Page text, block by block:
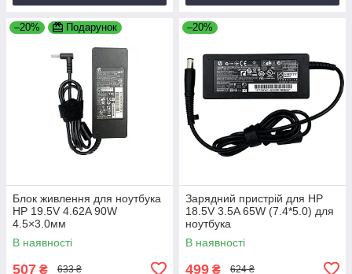
–20% Подарунок
Блок живлення для ноутбука
HP 19.5V 4.62A 90W
4.5×3.0мм
В наявності
507 ₴ 633 ₴
–20%
Зарядний пристрій для HP
18.5V 3.5A 65W (7.4*5.0) для
ноутбука
В наявності
499 ₴ 624 ₴